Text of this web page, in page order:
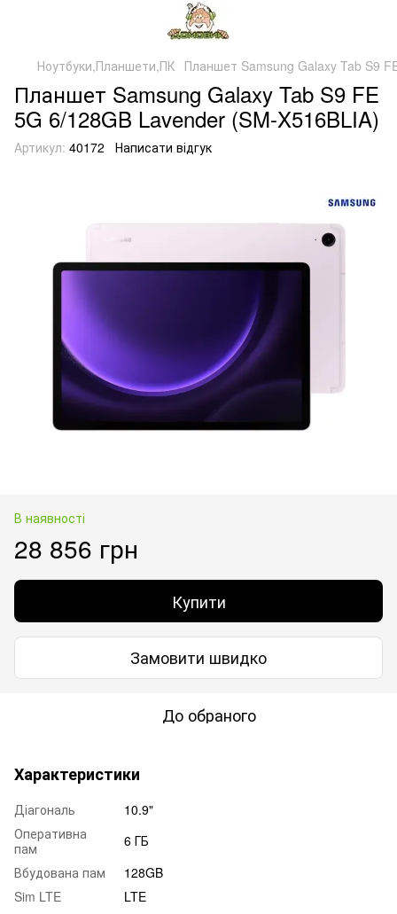
Ноутбуки,Планшети,ПК Планшет Samsung Galaxy Tab S9
Планшет Samsung Galaxy Tab S9 FE
5G 6/128GB Lavender (SM-X516BLIA)
Артикул: 40172 Написати відгук
В наявності
28 856 грн
Купити
Замовити швидко
До обраного
Характеристики
Діагональ
10.9"
Оперативна
пам
6 ГБ
Вбудована пам
128GB
Sim LTE
LTE